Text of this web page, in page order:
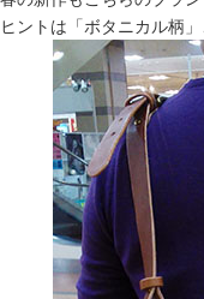
ヒントは「ボタニカル柄